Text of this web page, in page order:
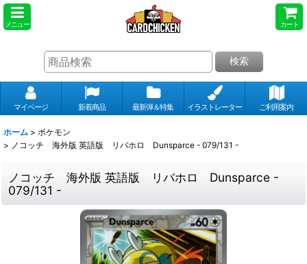
メニュー カート
検索
マイページ 新着商品 最新弾＆特集 イラストレーター ご利用案内
ホーム > ポケモン
> ノコッチ 海外版 英語版 リバホロ Dunsparce - 079/131 -
ノコッチ 海外版 英語版 リバホロ Dunsparce -
079/131 -